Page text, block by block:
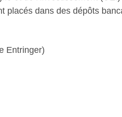
placés dans des dépôts
Entringer)